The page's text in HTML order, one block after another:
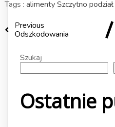
Tags : alimenty Szczytno
Previous
Odszkodowania
Szukaj
Ostatnie